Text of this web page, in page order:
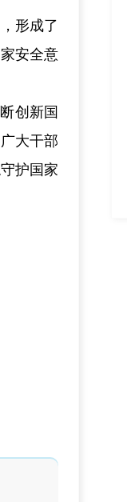
形成了
安全意
创新国
大干部
护国家